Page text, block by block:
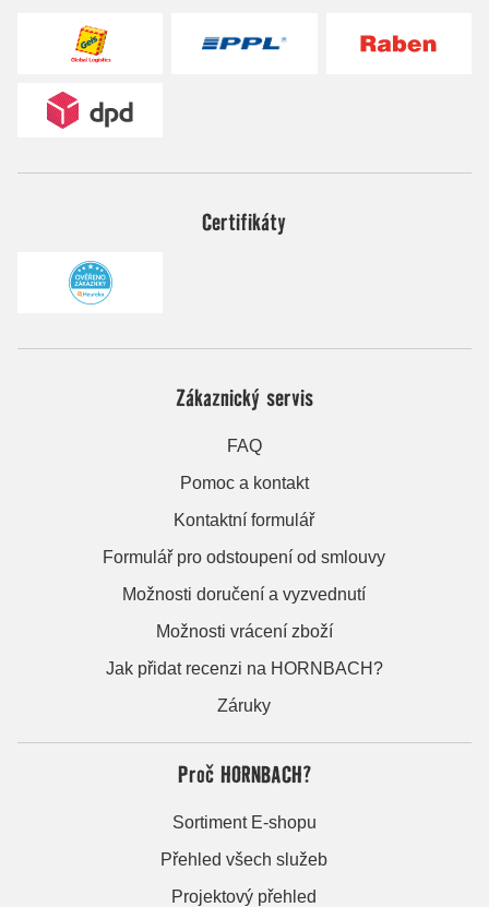
Certifikáty
Zákaznický servis
FAQ
Pomoc a kontakt
Kontaktní formulář
Formulář pro odstoupení od smlouvy
Možnosti doručení a vyzvednutí
Možnosti vrácení zboží
Jak přidat recenzi na HORNBACH?
Záruky
Proč HORNBACH?
Sortiment E-shopu
Přehled všech služeb
Projektový přehled